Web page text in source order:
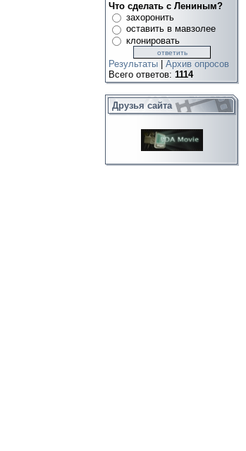
Что сделать с Лениным?
захоронить
оставить в мавзолее
клонировать
Результаты
Архив опросов
Всего ответов: 1114
Друзья сайта